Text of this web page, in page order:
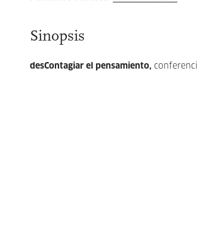
Sinopsis
desContagiar el pensamiento,